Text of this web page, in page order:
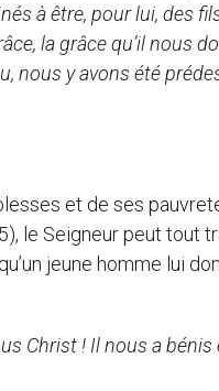
à être, pour lui, des
la grâce qu’il nous
nous y avons été
et de ses
le Seigneur peut tout
jeune homme lui
Christ ! Il nous a